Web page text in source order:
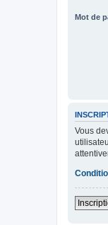
Mot de
Vous